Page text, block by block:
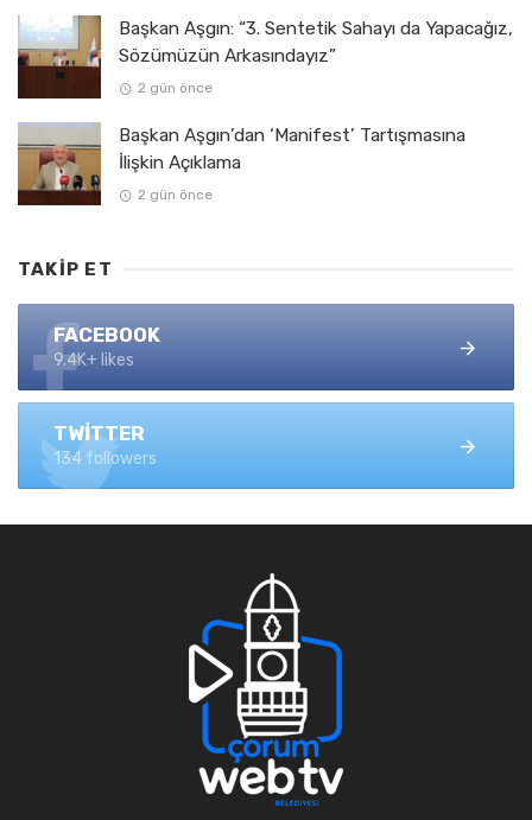
Başkan Aşgın: “3. Sentetik Sahayı da Yapacağız,
Sözümüzün Arkasındayız”
2 gün önce
Başkan Aşgın’dan ‘Manifest’ Tartışmasına
İlişkin Açıklama
2 gün önce
TAKIP ET
FACEBOOK
9.4K+ likes
TWITTER
134 followers